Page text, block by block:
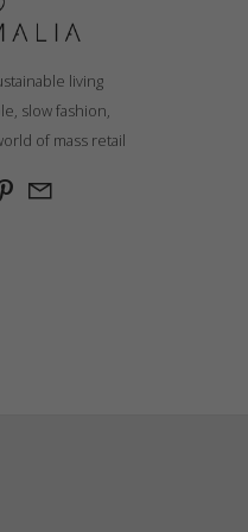
living
slow fashion,
of mass retail